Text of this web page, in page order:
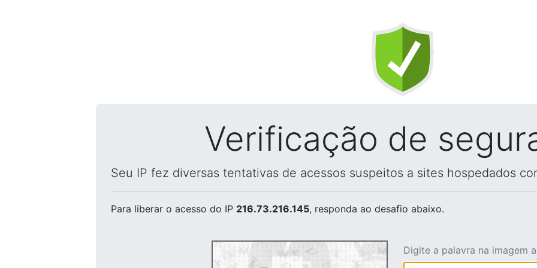
Verificação de
Seu IP fez diversas tentativas de acessos suspeitos a sites hospedados
Para liberar o acesso do IP 216.73.216.145, responda ao desafio abaixo.
Digite a palavra na imagem